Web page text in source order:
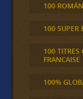
100
100 SUPER
100 TITRES
FRANCAISE
100%